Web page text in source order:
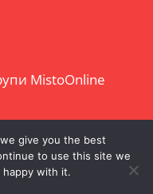
MistoOnline
матеріалу
гіперпосиланням.
give you the best
to use this site we
happy with it.